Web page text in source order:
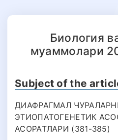
Биология
муаммолари
Subject of the
ДИАФРАГМАЛ
ЭТИОПАТОГEНEТИК
АСОРАТЛАРИ (381-385)